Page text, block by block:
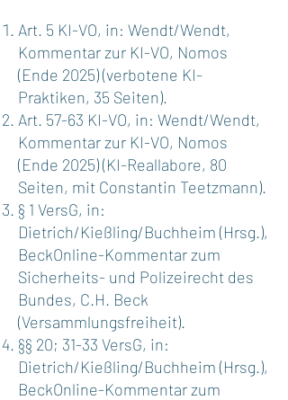
Art. 5 KI-VO, in: Wendt/Wendt,
Kommentar zur KI-VO, Nomos
(Ende 2025) (verbotene KI-
Praktiken, 35 Seiten).
Art. 57-63 KI-VO, in: Wendt/Wendt,
Kommentar zur KI-VO, Nomos
(Ende 2025) (KI-Reallabore, 80
Seiten, mit Constantin Teetzmann).
§ 1 VersG, in:
Dietrich/Kießling/Buchheim (Hrsg.),
BeckOnline-Kommentar zum
Sicherheits- und Polizeirecht des
Bundes, C.H. Beck
(Versammlungsfreiheit).
§§ 20; 31-33 VersG, in:
Dietrich/Kießling/Buchheim (Hrsg.),
BeckOnline-Kommentar zum